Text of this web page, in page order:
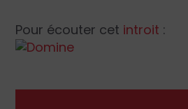
Pour écouter cet introit :